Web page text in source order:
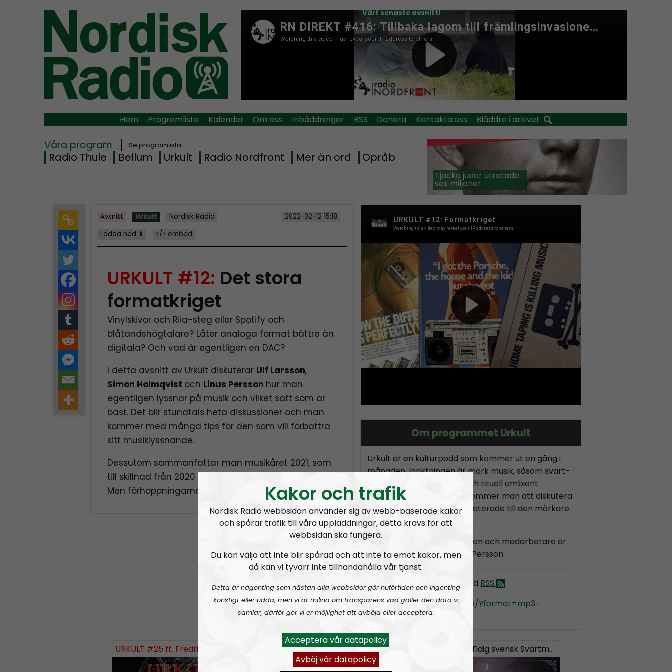
Vårt senaste avsnitt!
Hem Programlista Kalender Om oss Inbäddningar RSS Donera Kontakta oss Bläddra i arkivet
Våra program Se programlista
Radio Thule Bellum Urkult Radio Nordfront Mer än ord Opråb
Tjocka judar utrotade
sex miljoner
Avsnitt Urkult Nordisk Radio
2022-02-12 15:18
Ladda ned ⇓
</> embed
URKULT #12: Det stora
formatkriget
Vinylskivor och Riia-steg eller Spotify och
blåtandshögtalare? Låter analoga format bättre än
digitala? Och vad är egentligen en DAC?
I detta avsnitt av Urkult diskuterar Ulf Larsson,
Simon Holmqvist och Linus Persson hur man
egentligen lyssnar på musik och vilket sätt som är
bäst. Det blir stundtals heta diskussioner och man
kommer med många tips för den som vill förbättra
sitt musiklyssnande.
Dessutom sammanfattar man musikåret 2021, som
till skillnad från 2020 blev något av en besvikelse.
Men förhoppningarna för 2022 är höga.
Om programmet Urkult
Urkult är en kulturpodd som kommer ut en gång i
månaden. Inriktningen är mörk musik, såsom svart-
och dödsmetall, neofolk och rituell ambient
folkmusik. I programmet kommer man att diskutera
kulturella frågor som är relaterade till den mörkare
musikens värld.
Programledare är Ulf Larsson och medarbetare är
Simon Holmqvist och Linus Persson.
Prenumerera på Urkult med RSS
RSS: https://nordiskradio.se/?format=mp3-
rss&show=urkult
Hail and kill – en hyllning till Manowar
URKULT #24:Hata mer – känga ner: en hyllning till Jocke Karlsson Tidig svensk Svartmetall
Kakor och trafik
Nordisk Radio webbsidan använder sig av webb-baserade kakor
och spårar trafik till våra uppladdningar, detta krävs för att
webbsidan ska fungera.
Du kan välja att inte blir spårad och att inte ta emot kakor, men
då kan vi tyvärr inte tillhandahålla vår tjänst.
Detta är någonting som nästan alla webbsidor gör nuförtiden och ingenting
konstigt eller udda, men vi är måna om transparens vad gäller den data vi
samlar, därför ger vi er möjlighet att avböja eller acceptera.
Acceptera vår datapolicy
Avböj vår datapolicy